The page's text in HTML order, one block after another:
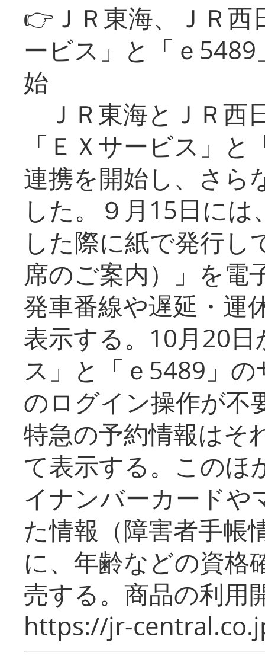
👉ＪＲ東海、ＪＲ
ービス」と「ｅ
始
ＪＲ東海とＪＲ西
「ＥＸサービス」
連携を開始し、さら
した。９月15日に
した際に紙で発行し
席のご案内）」を電
発車番線や遅延・運
表示する。10月20
ス」と「ｅ5489」
のログイン操作が不
特急の予約情報はそ
て表示する。このほ
イナンバーカードや
た情報（障害者手帳
に、年齢などの資格
売する。商品の利用
https://jr-